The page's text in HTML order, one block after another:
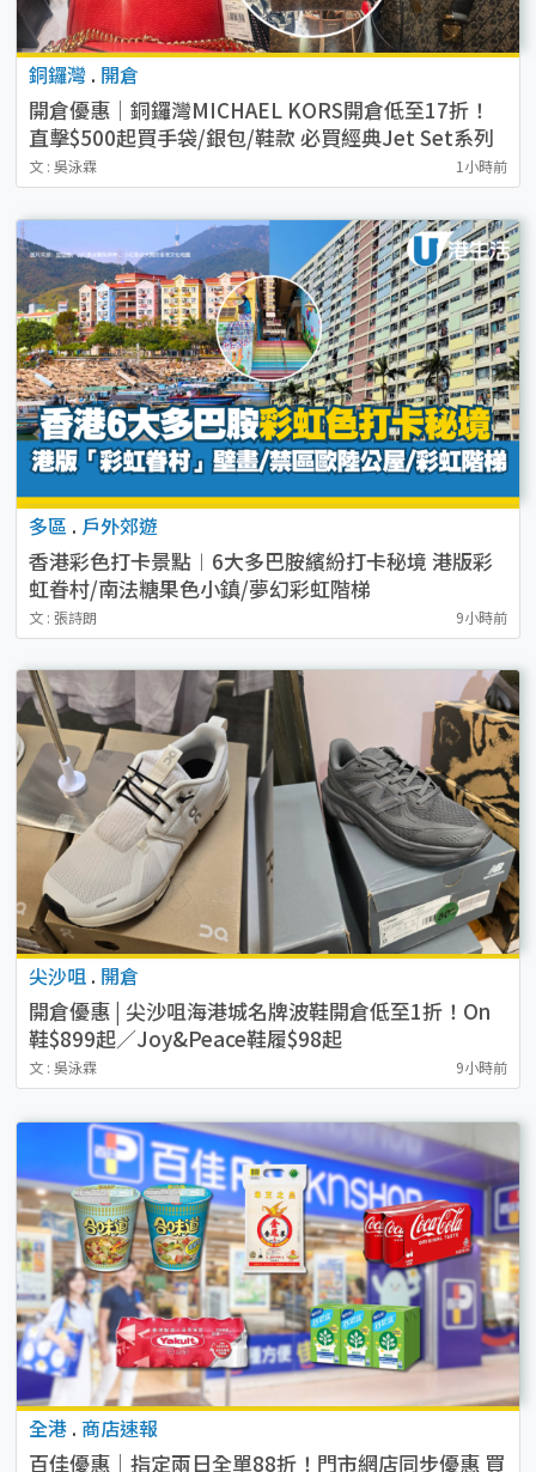
銅鑼灣 . 開倉
開倉優惠｜銅鑼灣MICHAEL KORS開倉低至17折！
直擊$500起買手袋/銀包/鞋款 必買經典Jet Set系列
文 : 吳泳霖 1小時前
多區 . 戶外郊遊
香港彩色打卡景點︱6大多巴胺繽紛打卡秘境 港版彩
虹眷村/南法糖果色小鎮/夢幻彩虹階梯
文 : 張詩朗 9小時前
尖沙咀 . 開倉
開倉優惠 | 尖沙咀海港城名牌波鞋開倉低至1折！On
鞋$899起／Joy&Peace鞋履$98起
文 : 吳泳霖 9小時前
全港 . 商店速報
百佳優惠｜指定兩日全單88折！門市網店同步優惠 買